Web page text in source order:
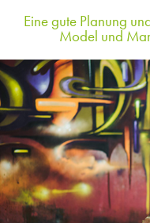
Eine gute Planung
Model und